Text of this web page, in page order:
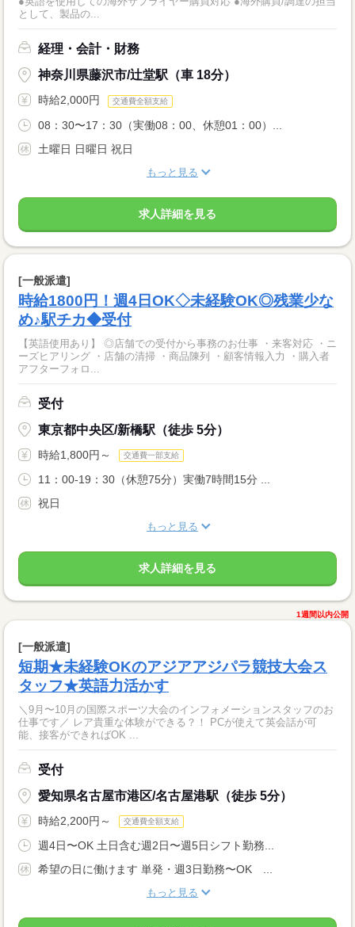
として、製品の...
経理・会計・財務
神奈川県藤沢市/辻堂駅（車 18分）
時給2,000円 交通費全額支給
08：30〜17：30（実働08：00、休憩01：00）...
土曜日 日曜日 祝日
もっと見る
求人詳細を見る
[一般派遣]
時給1800円！週4日OK◇未経験OK◎残業少な
め♪駅チカ◆受付
【英語使用あり】 ◎店舗での受付から事務のお仕事 ・来客対応 ・ニ
ーズヒアリング ・店舗の清掃 ・商品陳列 ・顧客情報入力 ・購入者
アフターフォロ...
受付
東京都中央区/新橋駅（徒歩 5分）
時給1,800円～ 交通費一部支給
11：00-19：30（休憩75分）実働7時間15分 ...
祝日
もっと見る
求人詳細を見る
1週間以内公開
[一般派遣]
短期★未経験OKのアジアアジパラ競技大会ス
タッフ★英語力活かす
＼9月〜10月の国際スポーツ大会のインフォメーションスタッフのお
仕事です／ レア貴重な体験ができる？！ PCが使えて英会話が可
能、接客ができればOK ...
受付
愛知県名古屋市港区/名古屋港駅（徒歩 5分）
時給2,200円～ 交通費全額支給
週4日〜OK 土日含む週2日〜週5日シフト勤務...
希望の日に働けます 単発・週3日勤務〜OK ...
もっと見る